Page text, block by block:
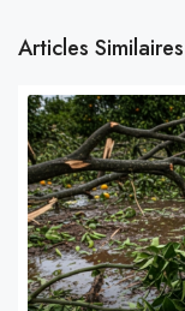
Articles Similaires